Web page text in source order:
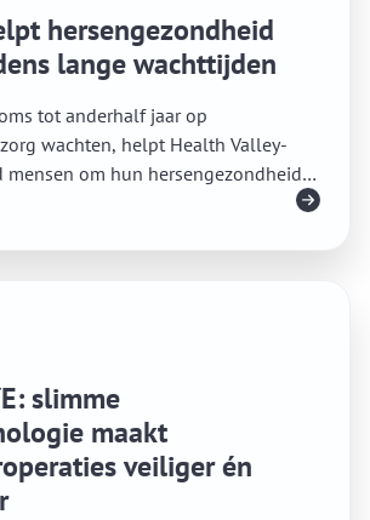
hersengezondheid
lange wachttijden
tot anderhalf jaar op
wachten, helpt Health Valley-
mensen om hun hersengezondheid
slimme
maakt
veiliger én